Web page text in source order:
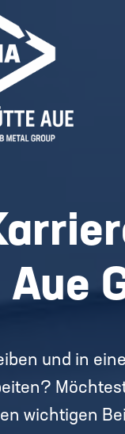
und in
wichtigen